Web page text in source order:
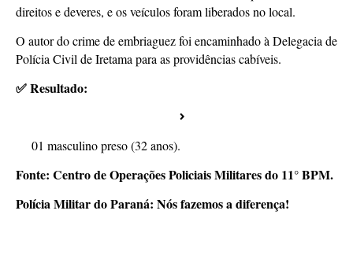
direitos e deveres, e os veículos foram liberados no local.
O autor do crime de embriaguez foi encaminhado à Delegacia de
Polícia Civil de Iretama para as providências cabíveis.
✅ Resultado:
01 masculino preso (32 anos).
Fonte: Centro de Operações Policiais Militares do 11° BPM.
Polícia Militar do Paraná: Nós fazemos a diferença!